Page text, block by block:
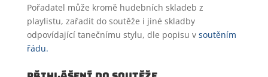
Pořadatel může kromě hudebních skladeb z
playlistu, zařadit do soutěže i jiné skladby
odpovídající tanečnímu stylu, dle popisu v soutěním
řádu.